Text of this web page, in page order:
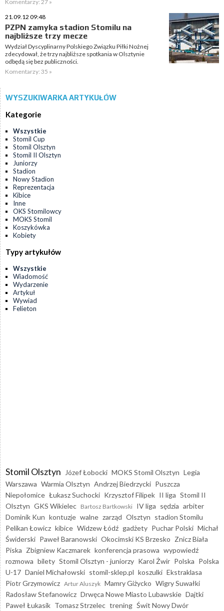
Komentarzy: 27 »
21.09.12 09:48
PZPN zamyka stadion Stomilu na
najbliższe trzy mecze
Wydział Dyscyplinarny Polskiego Związku Piłki Nożnej
zdecydował, że trzy najbliższe spotkania w Olsztynie
odbędą się bez publiczności.
Komentarzy: 35 »
WYSZUKIWARKA ARTYKUŁÓW
Kategorie
Wszystkie
Stomil Cup
Stomil Olsztyn
Stomil II Olsztyn
Juniorzy
Stadion
Nowy Stadion
Reprezentacja
Kibice
Inne
OKS Stomilowcy
MOKS Stomil
Koszykówka
Kobiety
Typy artykułów
Wszystkie
Wiadomość
Wydarzenie
Artykuł
Wywiad
Felieton
Stomil Olsztyn Józef Łobocki MOKS Stomil Olsztyn Legia
Warszawa Warmia Olsztyn Andrzej Biedrzycki Puszcza
Niepołomice Łukasz Suchocki Krzysztof Filipek II liga Stomil II
Olsztyn GKS Wikielec Bartosz Bartkowski IV liga sędzia arbiter
Dominik Kun kontuzje walne zarząd Olsztyn stadion Stomilu
Pelikan Łowicz kibice Widzew Łódź gadżety Puchar Polski Michał
Świderski Paweł Baranowski Okocimski KS Brzesko Znicz Biała
Piska Zbigniew Kaczmarek konferencja prasowa wypowiedź
rozmowa bilety Stomil Olsztyn - juniorzy Karol Żwir Polska Polska
U-17 Daniel Michałowski stomil-sklep.pl koszulki Ekstraklasa
Piotr Grzymowicz Artur Aluszyk Mamry Giżycko Wigry Suwałki
Radosław Stefanowicz Drwęca Nowe Miasto Lubawskie Dajtki
Paweł Łukasik Tomasz Strzelec trening Świt Nowy Dwór